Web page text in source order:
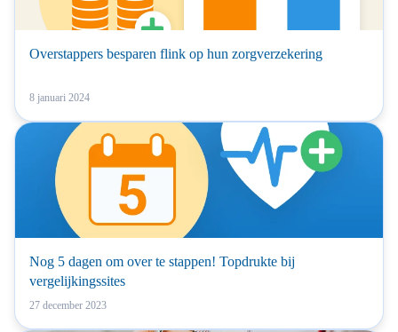
Overstappers besparen flink op hun zorgverzekering
8 januari 2024
Nog 5 dagen om over te stappen! Topdrukte bij
vergelijkingssites
27 december 2023